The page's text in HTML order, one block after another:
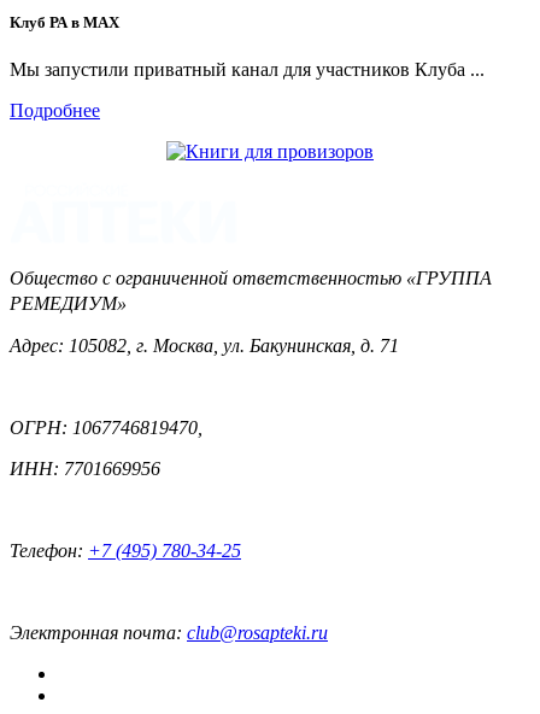
Клуб РА в MAX
Мы запустили приватный канал для участников Клуба ...
Подробнее
Общество с ограниченной ответственностью «ГРУППА
РЕМЕДИУМ»
Адрес: 105082, г. Москва, ул. Бакунинская, д. 71
ОГРН: 1067746819470,
ИНН: 7701669956
Телефон: +7 (495) 780-34-25
Электронная почта: club@rosapteki.ru